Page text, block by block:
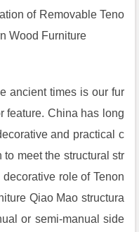
of Removable Teno
Wood Furniture
ancient times is our fur
feature. China has long
and practical c
meet the structural str
role of Tenon
Qiao Mao structura
or semi-manual side